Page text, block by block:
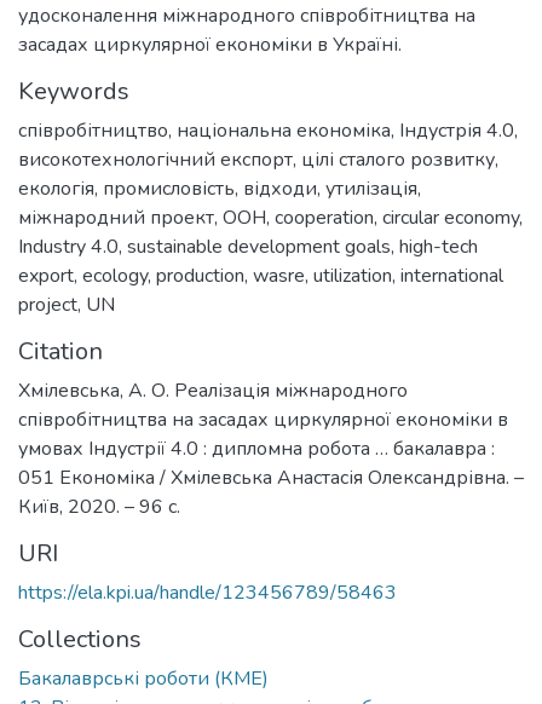
удосконалення міжнародного співробітництва на
засадах циркулярної економіки в Україні.
Keywords
співробітництво, національна економіка, Індустрія 4.0,
високотехнологічний експорт, цілі сталого розвитку,
екологія, промисловість, відходи, утилізація,
міжнародний проект, ООН, cooperation, circular economy,
Industry 4.0, sustainable development goals, high-tech
export, ecology, production, wasre, utilization, international
project, UN
Citation
Хмілевська, А. О. Реалізація міжнародного
співробітництва на засадах циркулярної економіки в
умовах Індустрії 4.0 : дипломна робота … бакалавра :
051 Економіка / Хмілевська Анастасія Олександрівна. –
Київ, 2020. – 96 с.
URI
https://ela.kpi.ua/handle/123456789/58463
Collections
Бакалаврські роботи (КМЕ)